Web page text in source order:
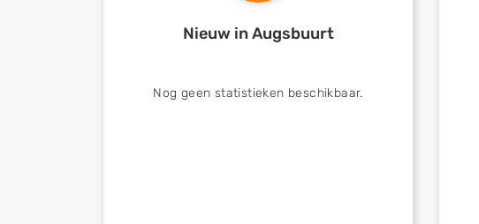
Nieuw in Augsbuurt
Nog geen statistieken beschikbaar.